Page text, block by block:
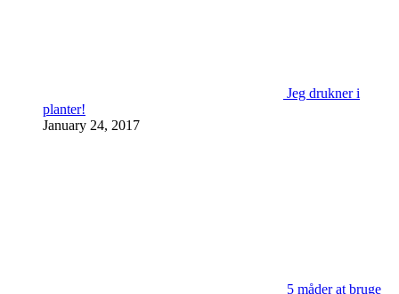
Jeg drukner i
planter!
January 24, 2017
5 måder at bruge